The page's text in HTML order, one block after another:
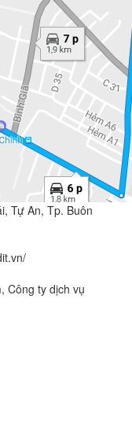
Tự An, Tp. Buôn
Công ty dịch vụ